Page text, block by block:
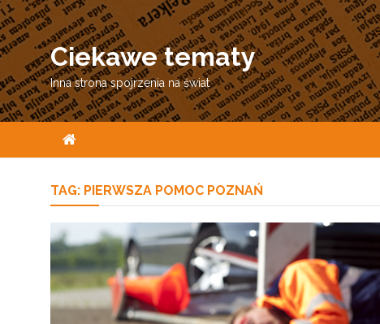
Skip
to
content
Ciekawe tematy
Inna strona spojrzenia na świat
TAG: PIERWSZA POMOC POZNAŃ